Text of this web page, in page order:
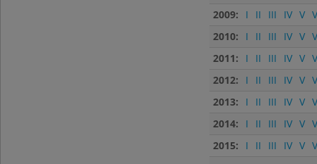
2009:
I II III IV V
2010:
I II III IV V
2011:
I II III IV V
2012:
I II III IV V
2013:
I II III IV V
2014:
I II III IV V
2015:
I II III IV V